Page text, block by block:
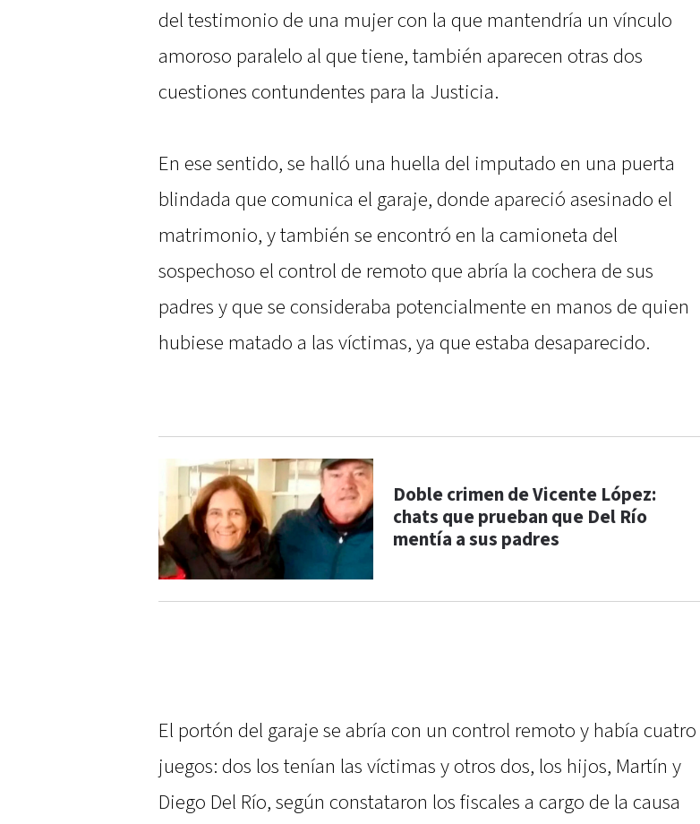
del testimonio de una mujer con la que mantendría un vínculo
amoroso paralelo al que tiene, también aparecen otras dos
cuestiones contundentes para la Justicia.
En ese sentido, se halló una huella del imputado en una puerta
blindada que comunica el garaje, donde apareció asesinado el
matrimonio, y también se encontró en la camioneta del
sospechoso el control de remoto que abría la cochera de sus
padres y que se consideraba potencialmente en manos de quien
hubiese matado a las víctimas, ya que estaba desaparecido.
Doble crimen de Vicente López:
chats que prueban que Del Río
mentía a sus padres
El portón del garaje se abría con un control remoto y había cuatro
juegos: dos los tenían las víctimas y otros dos, los hijos, Martín y
Diego Del Río, según constataron los fiscales a cargo de la causa